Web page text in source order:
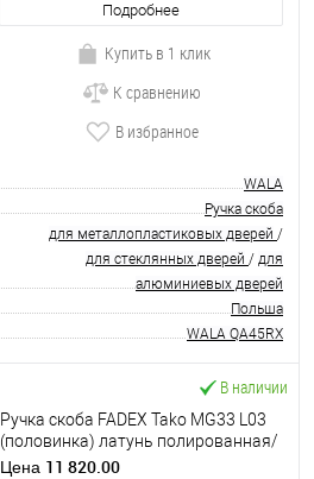
Подробнее
Купить в 1 клик
К сравнению
В избранное
WALA
Ручка скоба
для металлопластиковых дверей /
для стеклянных дверей / для
алюминиевых дверей
Польша
WALA QA45RX
В наличии
Ручка скоба FADEX Tako MG33 L03
(половинка) латунь полированная/
латунь матовая
Цена 11 820.00